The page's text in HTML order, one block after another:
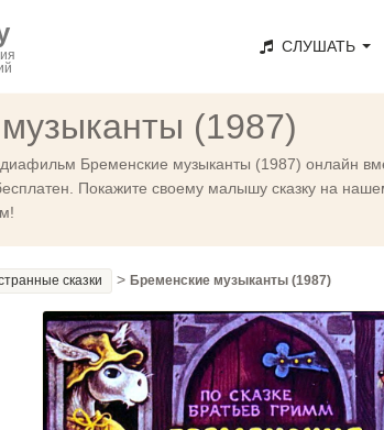
СЛУШАТЬ
(1987)
Бременские музыканты (1987) онлайн
Покажите своему малышу сказку на
сказки > Бременские музыканты (1987)